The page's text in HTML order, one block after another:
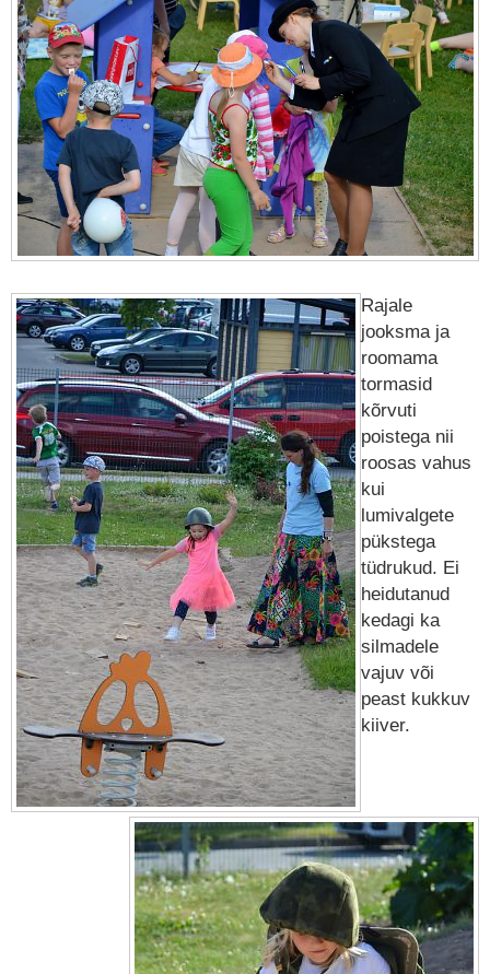
Rajale
jooksma ja
roomama
tormasid
kõrvuti
poistega nii
roosas vahus
kui
lumivalgete
pükstega
tüdrukud. Ei
heidutanud
kedagi ka
silmadele
vajuv või
peast kukkuv
kiiver.